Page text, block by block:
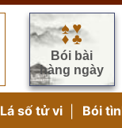
Bói bài
hàng ngày
Lá số tử vi Bói